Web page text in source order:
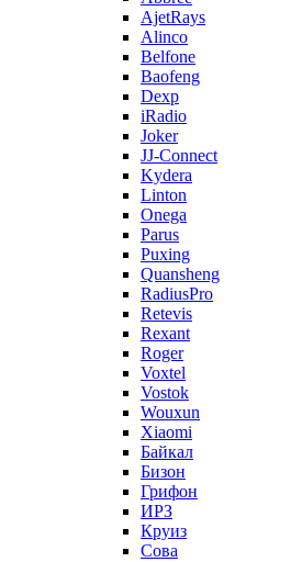
AjetRays
Alinco
Belfone
Baofeng
Dexp
iRadio
Joker
JJ-Connect
Kydera
Linton
Onega
Parus
Puxing
Quansheng
RadiusPro
Retevis
Rexant
Roger
Voxtel
Vostok
Wouxun
Xiaomi
Байкал
Бизон
Грифон
ИРЗ
Круиз
Сова